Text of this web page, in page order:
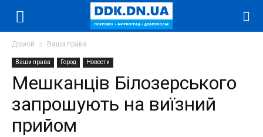
Домой Ваши права
Ваши права Город Новости
Мешканців Білозерського
запрошують на виїзний
прийом